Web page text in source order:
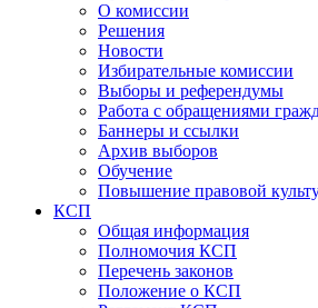
О комиссии
Решения
Новости
Избирательные комиссии
Выборы и референдумы
Работа с обращениями
Баннеры и ссылки
Архив выборов
Обучение
Повышение правовой
КСП
Общая информация
Полномочия КСП
Перечень законов
Положение о КСП